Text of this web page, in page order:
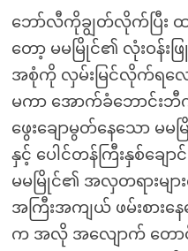
ဘော်လီကိုချွတ်လိုက်ပြီး
တော့ မမမြိုင်၏ လုံးဝန်းဖ
အစုံကို လှမ်းမြင်လိုက်ရ
မကာ အောက်ခံဘောင်းဘီ
ဖွေးချောမွတ်နေသော မမ
နှင့် ပေါင်တန်ကြီးနှစ်ချေ
မမမြိုင်၏ အလှတရားမျ
အကြီးအကျယ် ဖမ်းစားနေ
က အလို အလျောက် တော